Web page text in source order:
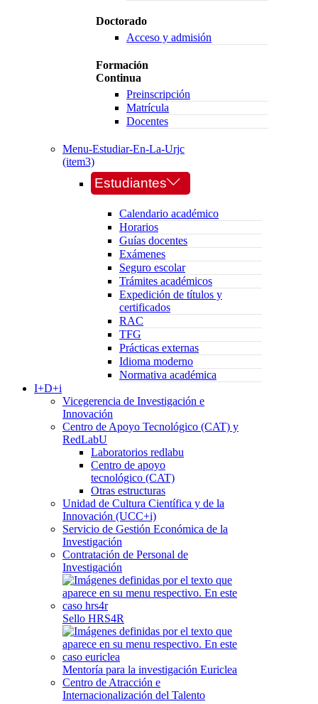
Doctorado
Acceso y admisión
Formación
Continua
Preinscripción
Matrícula
Docentes
Menu-Estudiar-En-La-Urjc
(item3)
Estudiantes
Calendario académico
Horarios
Guías docentes
Exámenes
Seguro escolar
Trámites académicos
Expedición de títulos y
certificados
RAC
TFG
Prácticas externas
Idioma moderno
Normativa académica
I+D+i
Vicegerencia de Investigación e
Innovación
Centro de Apoyo Tecnológico (CAT) y
RedLabU
Laboratorios redlabu
Centro de apoyo
tecnológico (CAT)
Otras estructuras
Unidad de Cultura Científica y de la
Innovación (UCC+i)
Servicio de Gestión Económica de la
Investigación
Contratación de Personal de
Investigación
Sello HRS4R
Mentoría para la investigación Euriclea
Centro de Atracción e
Internacionalización del Talento